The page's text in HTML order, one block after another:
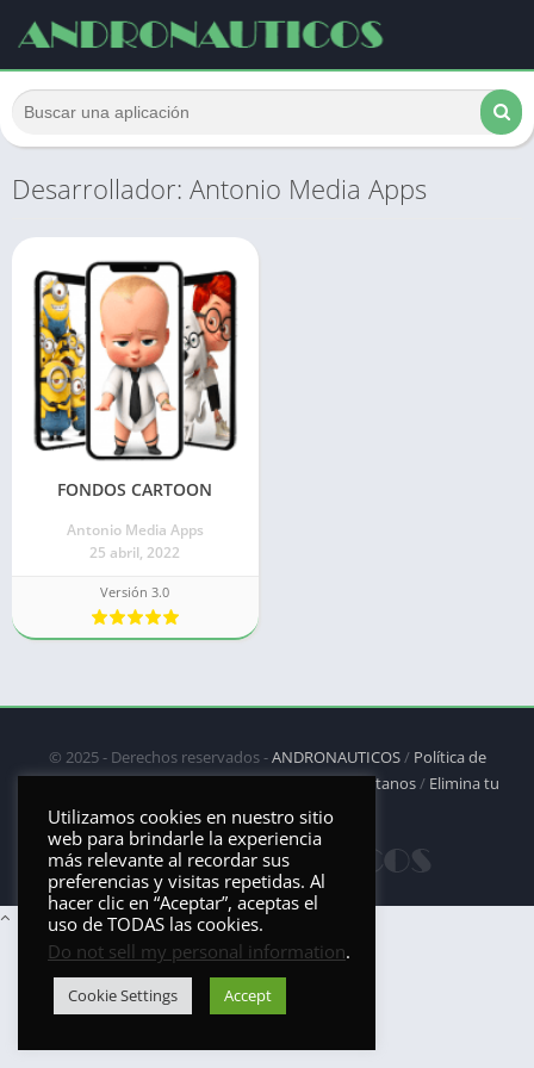
Desarrollador: Antonio Media Apps
FONDOS CARTOON
Antonio Media Apps
25 abril, 2022
Versión 3.0
© 2025 - Derechos reservados -ANDRONAUTICOS/ Política de
privacidad/Política de Cookies/DMCA/Contáctanos/ Elimina tu
aplicación
Utilizamos cookies en nuestro sitio
web para brindarle la experiencia
más relevante al recordar sus
preferencias y visitas repetidas. Al
hacer clic en “Aceptar”, aceptas el
uso de TODAS las cookies.
Do not sell my personal information.
Cookie Settings Accept